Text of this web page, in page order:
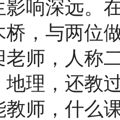
影响深远。
桥，与两位
，人称二
地理，还教
教师，什么